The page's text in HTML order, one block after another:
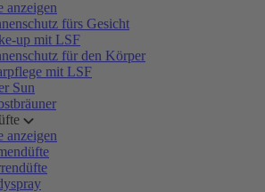
anzeigen
fürs Gesicht
up mit LSF
für den Körper
mit LSF
Sun
anzeigen